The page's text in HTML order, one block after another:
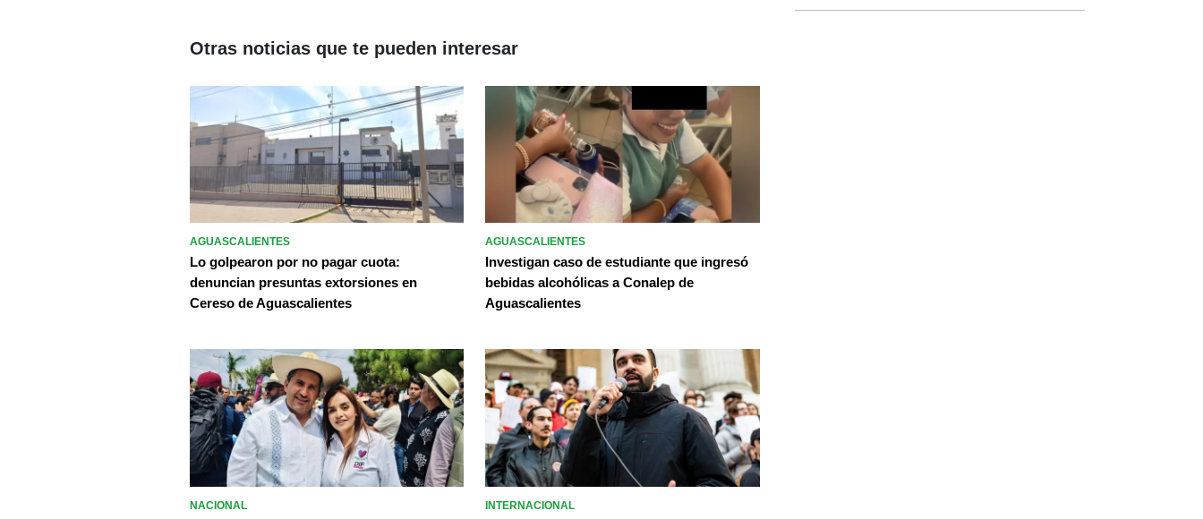
Otras noticias que te pueden interesar
AGUASCALIENTES
Lo golpearon por no pagar cuota:
denuncian presuntas extorsiones en
Cereso de Aguascalientes
AGUASCALIENTES
Investigan caso de estudiante que ingresó
bebidas alcohólicas a Conalep de
Aguascalientes
NACIONAL INTERNACIONAL